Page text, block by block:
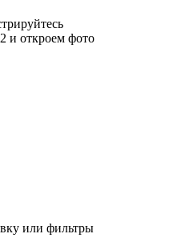
и откроем фото
или фильтры